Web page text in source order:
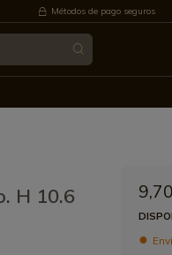
Métodos de pago seguros
H 10.6